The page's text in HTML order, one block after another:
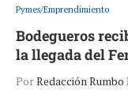
Pymes/Emprendimiento
Bodegueros
la llegada del
PorRedacción